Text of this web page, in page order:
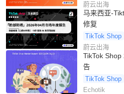
蔚云出海
马来西亚-
修复
TikTok Shop
蔚云出海
TikTok
告
TikTok Shop
Echotik